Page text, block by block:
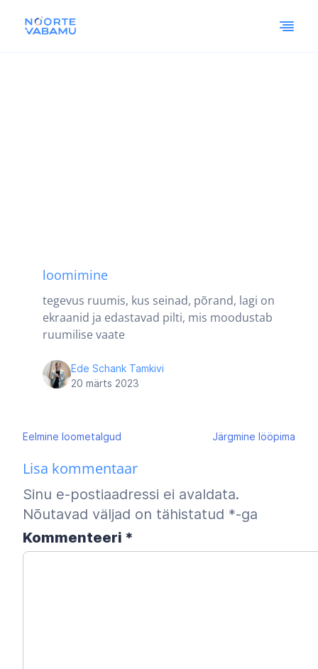
loomimine
tegevus ruumis, kus seinad, põrand, lagi on
ekraanid ja edastavad pilti, mis moodustab
ruumilise vaate
Ede Schank Tamkivi
20 märts 2023
Navigeerimine
Eelmine loometalgud Järgmine lööpima
Lisa kommentaar
Sinu e-postiaadressi ei avaldata.
Nõutavad väljad on tähistatud *-ga
Kommenteeri *